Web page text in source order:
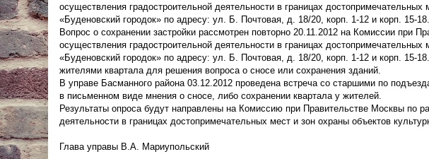
осуществления градостроительной деятельности в границах
«Буденовский городок» по адресу: ул. Б. Почтовая, д. 18/20, корп. 1-12 и корп. 15-
Вопрос о сохранении застройки рассмотрен повторно 20.11.2012 на Комиссии при
осуществления градостроительной деятельности в границах
«Буденовский городок» по адресу: ул. Б. Почтовая, д. 18/20, корп. 1-12 и корп. 15-
жителями квартала для решения вопроса о сносе или сохранения зданий.
В управе Басманного района 03.12.2012 проведена встреча со старшими по
в письменном виде мнения о сносе, либо сохранении квартала у жителей.
Результаты опроса будут направлены на Комиссию при Правительстве Москвы по
деятельности в границах достопримечательных мест и зон охраны объектов
Глава управы В.А. Мариупольский